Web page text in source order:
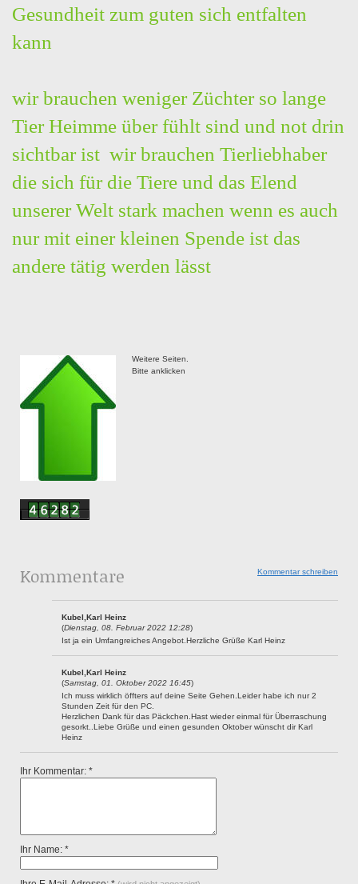
Gesundheit zum guten sich entfalten
kann
wir brauchen weniger Züchter so lange
Tier Heimme über fühlt sind und not drin
sichtbar ist wir brauchen Tierliebhaber
die sich für die Tiere und das Elend
unserer Welt stark machen wenn es auch
nur mit einer kleinen Spende ist das
andere tätig werden lässt
Weitere Seiten.
Bitte anklicken
Kommentar schreiben
Kommentare
Kubel,Karl Heinz
(Dienstag, 08. Februar 2022 12:28)
Ist ja ein Umfangreiches Angebot.Herzliche Grüße Karl Heinz
Kubel,Karl Heinz
(Samstag, 01. Oktober 2022 16:45)
Ich muss wirklich öffters auf deine Seite Gehen.Leider habe ich nur 2
Stunden Zeit für den PC.
Herzlichen Dank für das Päckchen.Hast wieder einmal für Überraschung
gesorkt..Liebe Grüße und einen gesunden Oktober wünscht dir Karl
Heinz
Ihr Kommentar: *
Ihr Name: *